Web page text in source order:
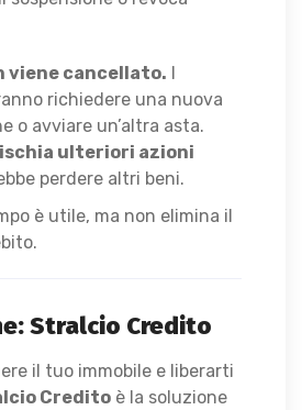
viene cancellato.
richiedere una nuova
o avviare un’altra asta.
ulteriori azioni
perdere altri beni.
è utile, ma non elimina il
Stralcio Credito
il tuo immobile e liberarti
Credito è la soluzione